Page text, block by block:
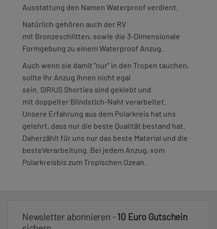
Ausstattung den Namen Waterproof verdient.
Natürlich gehören auch der RV
mit Bronzeschlitten, sowie die 3-Dimensionale
Formgebung zu einem Waterproof Anzug.
Auch wenn sie damit ”nur” in den Tropen tauchen,
sollte Ihr Anzug Ihnen nicht egal
sein. SIRIUS Shorties sind geklebt und
mit doppelter Blindstich-Naht verarbeitet.
Unsere Erfahrung aus dem Polarkreis hat uns
gelehrt, dass nur die beste Qualität bestand hat.
Daherzählt für uns nur das beste Material und die
besteVerarbeitung. Bei jedem Anzug, vom
Polarkreisbis zum Tropischen Ozean.
Newsletter abonnieren -10 Euro Gutschein